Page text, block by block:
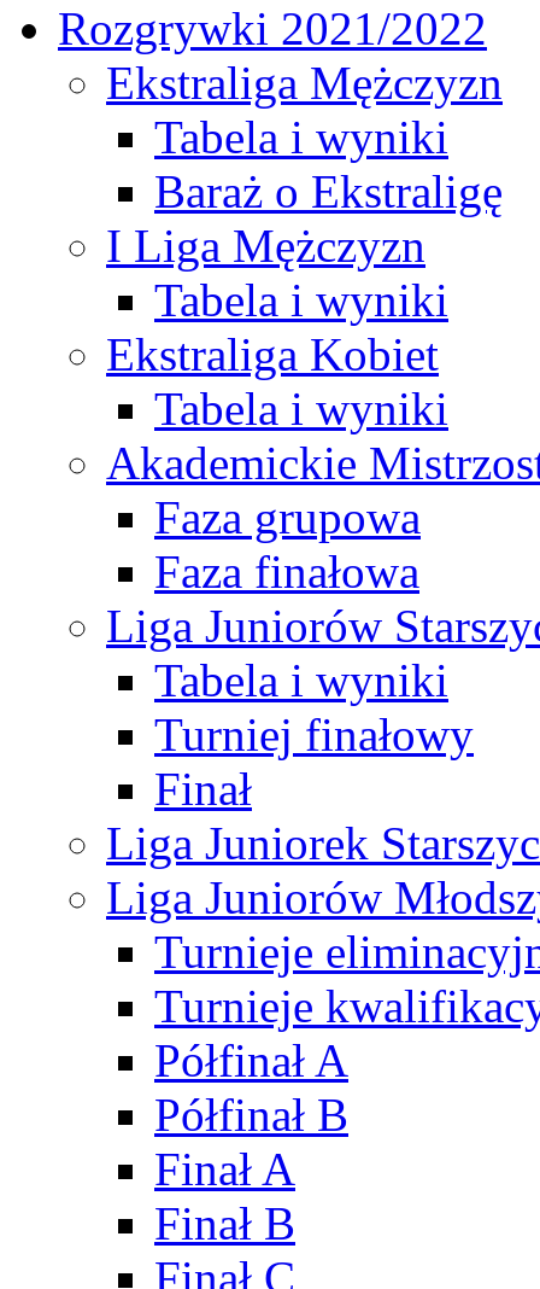
Rozgrywki 2021/2022
Ekstraliga Mężczyzn
Tabela i wyniki
Baraż o Ekstraligę
I Liga Mężczyzn
Tabela i wyniki
Ekstraliga Kobiet
Tabela i wyniki
Akademickie
Faza grupowa
Faza finałowa
Liga Juniorów
Tabela i wyniki
Turniej finałowy
Finał
Liga Juniorek
Liga Juniorów
Turnieje
Turnieje
Półfinał A
Półfinał B
Finał A
Finał B
Finał C